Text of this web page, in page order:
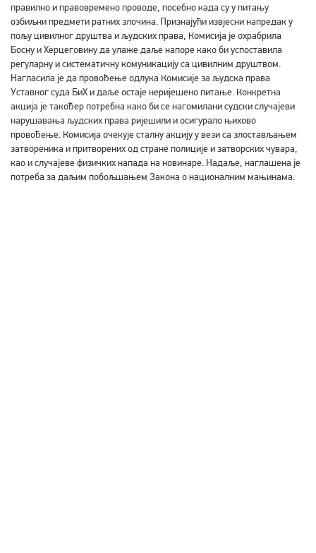
правилно и правовремено проводе, посебно када су у питању
озбиљни предмети ратних злочина. Признајући извјесни напредак у
пољу цивилног друштва и људских права, Комисија је охрабрила
Босну и Херцеговину да улаже даље напоре како би успоставила
регуларну и систематичну комуникацију са цивилним друштвом.
Нагласила је да провођење одлука Комисије за људска права
Уставног суда БиХ и даље остаје неријешено питање. Конкретна
акција је такођер потребна како би се нагомилани судски случајеви
нарушавања људских права ријешили и осигурало њихово
провођење. Комисија очекује сталну акцију у вези са злостављањем
затвореника и притворених од стране полиције и затворских чувара,
као и случајеве физичких напада на новинаре. Надаље, наглашена је
потреба за даљим побољшањем Закона о националним мањинама.